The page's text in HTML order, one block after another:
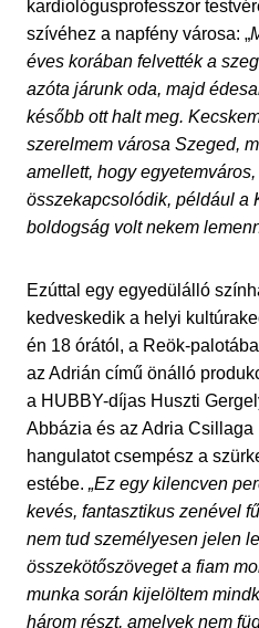
kardiológusprofesszor
szívéhez a napfény városa: „
éves korában felvették a
azóta járunk oda, majd
később ott halt meg.
szerelmem városa Szeged,
amellett, hogy
összekapcsolódik, például a
boldogság volt nekem
Ezúttal egy egyedülálló
kedveskedik a helyi
én 18 órától, a Reök-
az Adrián című önálló
a HUBBY-díjas Huszti
Abbázia és az Adria
hangulatot csempész a
estébe. „Ez egy kilencven
kevés, fantasztikus zenével
nem tud személyesen jelen
összekötőszöveget a fiam
munka során kijelöltem
három részt, amelyek nem